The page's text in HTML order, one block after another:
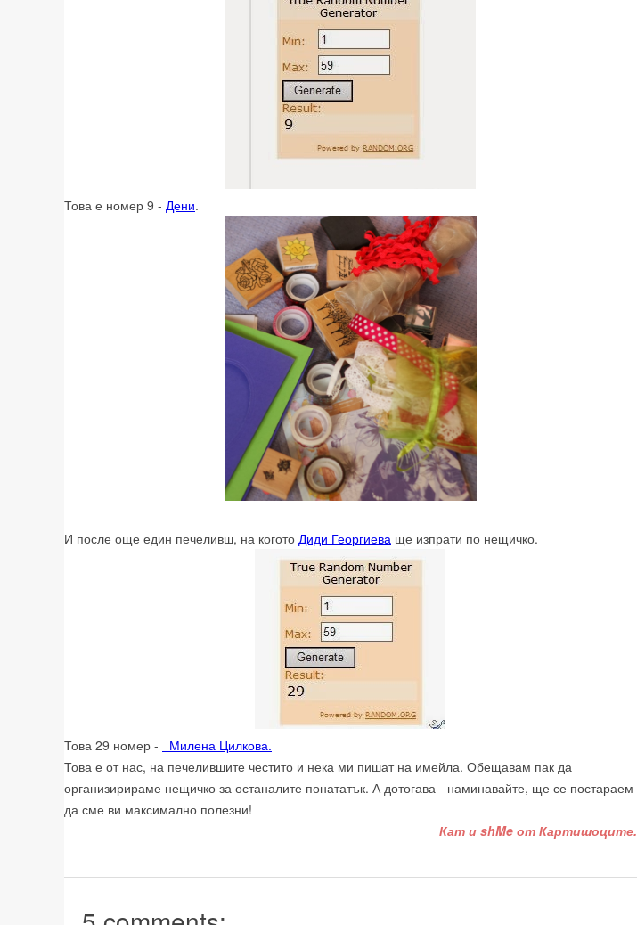
Това е номер 9 - Дени.
И после още един печеливш, на когото Диди Георгиева ще изпрати по нещичко.
Това 29 номер -
Милена Цилкова.
Това е от нас, на печелившите честито и нека ми пишат на имейла. Обещавам пак да
организирираме нещичко за останалите понататък. А дотогава - наминавайте, ще се постараем
да сме ви максимално полезни!
Кат и shMe от Картишоците.